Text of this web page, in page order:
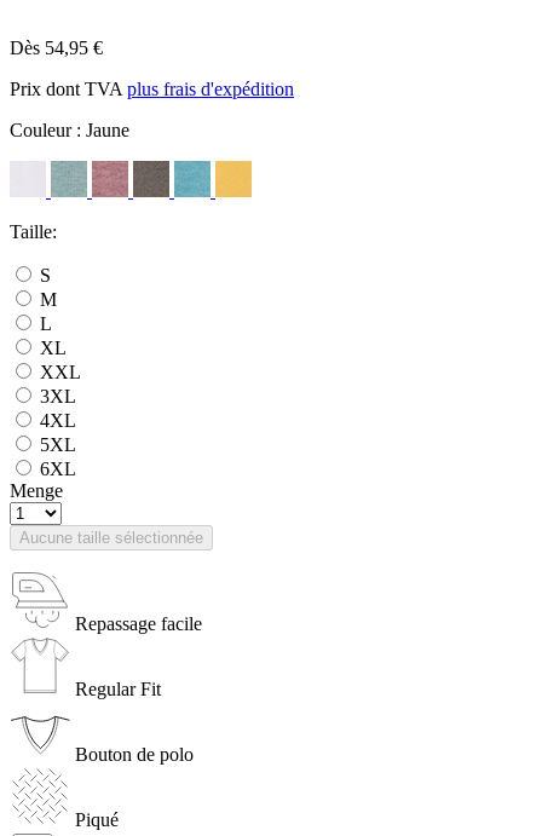
Dès 54,95 €
Prix dont TVA plus frais d'expédition
Couleur : Jaune
Taille:
S
M
L
XL
XXL
3XL
4XL
5XL
6XL
Menge
Aucune taille sélectionnée
Repassage facile
Regular Fit
Bouton de polo
Piqué